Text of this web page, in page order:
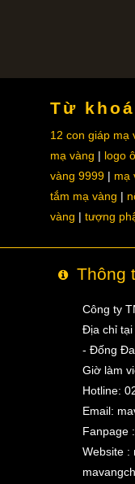
Từ
12 con giáp mạ
mạ vàng
logo
vàng 9999
mạ
tắm mạ vàng
vàng
tượng
Thông
Công ty
Địa chỉ tại
- Đống Đa
Giờ làm
Hotline:
Email:
Fanpage
Website :